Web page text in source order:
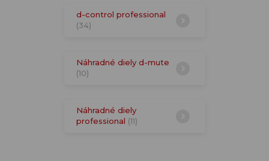
d-control professional
(34)
Náhradné diely d-mute
(10)
Náhradné diely
professional (11)